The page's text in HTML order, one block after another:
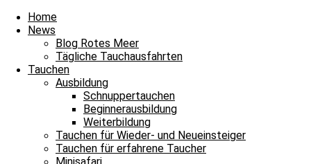
Home
News
Blog Rotes Meer
Tägliche Tauchausfahrten
Tauchen
Ausbildung
Schnuppertauchen
Beginnerausbildung
Weiterbildung
Tauchen für Wieder- und Neueinsteiger
Tauchen für erfahrene Taucher
Jasmin